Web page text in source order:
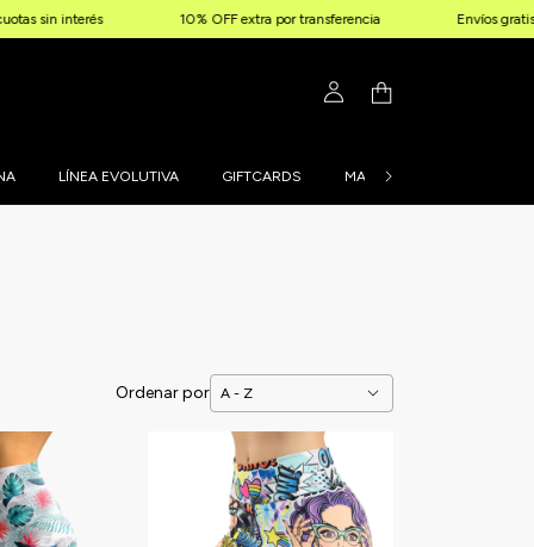
10% OFF extra por transferencia Envíos gratis a
LÍNEA EVOLUTIVA GIFTCARDS MALLAS PERSONALIZADAS
Ordenar por